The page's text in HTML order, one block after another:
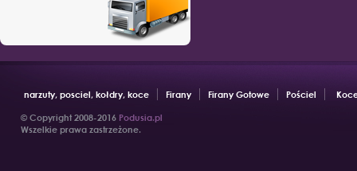
narzuty, posciel, kołdry, koce Firany Firany Gotowe Pościel
© Copyright 2008-2016 Podusia.pl
Wszelkie prawa zastrzeżone.